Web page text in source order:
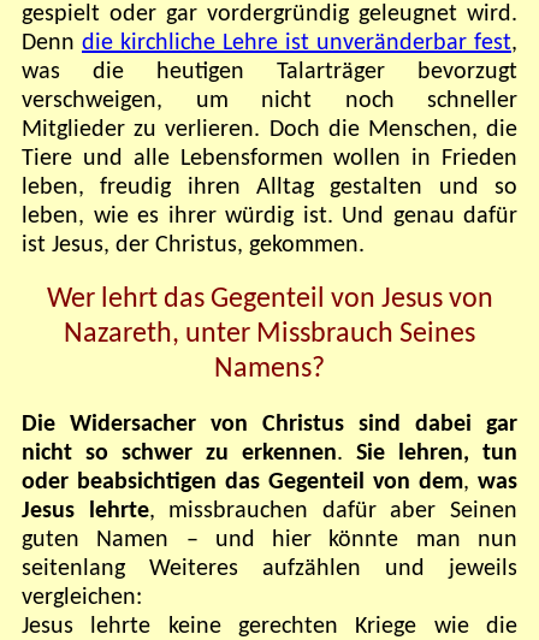
gespielt oder gar vordergründig geleugnet wird.
Denn die kirchliche Lehre ist unveränderbar fest,
was die heutigen Talarträger bevorzugt
verschweigen, um nicht noch schneller
Mitglieder zu verlieren. Doch die Menschen, die
Tiere und alle Lebensformen wollen in Frieden
leben, freudig ihren Alltag gestalten und so
leben, wie es ihrer würdig ist. Und genau dafür
ist Jesus, der Christus, gekommen.
Wer lehrt das Gegenteil von Jesus von
Nazareth, unter Missbrauch Seines
Namens?
Die Widersacher von Christus sind dabei gar
nicht so schwer zu erkennen. Sie lehren, tun
oder beabsichtigen das Gegenteil von dem, was
Jesus lehrte, missbrauchen dafür aber Seinen
guten Namen – und hier könnte man nun
seitenlang Weiteres aufzählen und jeweils
vergleichen:
Jesus lehrte keine gerechten Kriege wie die